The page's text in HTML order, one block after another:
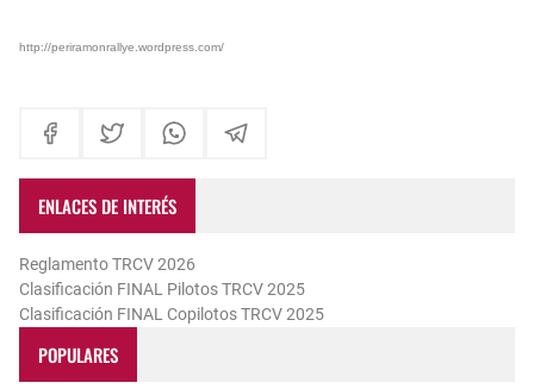
http://periramonrallye.wordpress.com/
ENLACES DE INTERÉS
Reglamento TRCV 2026
Clasificación FINAL Pilotos TRCV 2025
Clasificación FINAL Copilotos TRCV 2025
POPULARES